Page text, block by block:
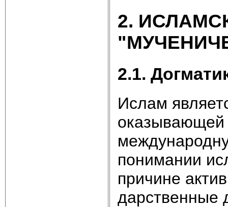
2.
2.1.
Ислам
оказывающей
понимании
причине
дарственные